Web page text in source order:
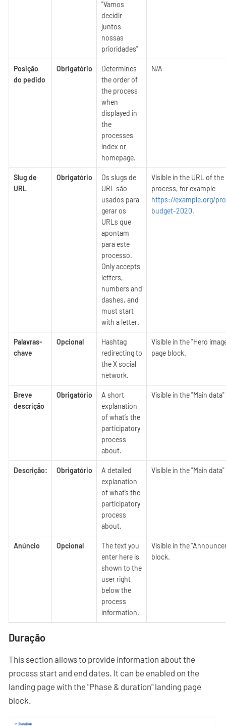
"Vamos
decidir
juntos
nossas
prioridades"
Posição
do pedido
Obrigatório
Determines
the order of
the process
when
displayed in
the
processes
index or
homepage.
N/A
Slug de
URL
Obrigatório
Os slugs de
URL são
usados para
gerar os
URLs que
apontam
para este
processo.
Only accepts
letters,
numbers and
dashes, and
must start
with a letter.
Visible in the URL of
process, for example
https://example.org/
budget-2020.
Palavras-
chave
Opcional
Hashtag
redirecting to
the X social
network.
Visible in the "Hero
page block.
Breve
descrição
Obrigatório
A short
explanation
of what’s the
participatory
process
about.
Visible in the "Main
Descrição: Obrigatório
A detailed
explanation
of what’s the
participatory
process
about.
Visible in the "Main
Anúncio Opcional
The text you
enter here is
shown to the
user right
below the
process
information.
Visible in the
block.
Duração
This section allows to provide information about the
process start and end dates. It can be enabled on the
landing page with the "Phase & duration" landing page
block.